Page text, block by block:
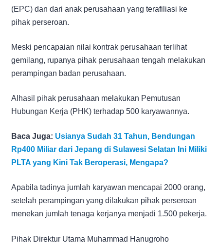
(EPC) dan dari anak perusahaan yang terafiliasi ke
pihak perseroan.
Meski pencapaian nilai kontrak perusahaan terlihat
gemilang, rupanya pihak perusahaan tengah melakukan
perampingan badan perusahaan.
Alhasil pihak perusahaan melakukan Pemutusan
Hubungan Kerja (PHK) terhadap 500 karyawannya.
Baca Juga: Usianya Sudah 31 Tahun, Bendungan
Rp400 Miliar dari Jepang di Sulawesi Selatan Ini Miliki
PLTA yang Kini Tak Beroperasi, Mengapa?
Apabila tadinya jumlah karyawan mencapai 2000 orang,
setelah perampingan yang dilakukan pihak perseroan
menekan jumlah tenaga kerjanya menjadi 1.500 pekerja.
Pihak Direktur Utama Muhammad Hanugroho